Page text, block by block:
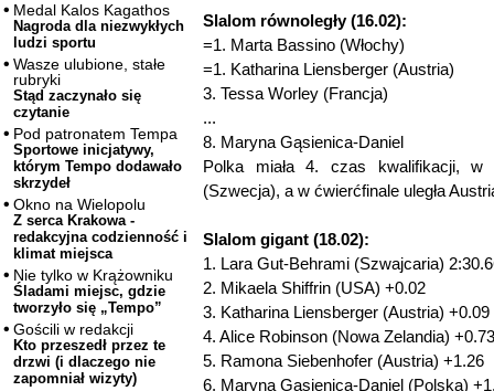
Medal Kalos Kagathos
Nagroda dla niezwykłych
ludzi sportu
Wasze ulubione, stałe
rubryki
Stąd zaczynało się
czytanie
Pod patronatem Tempa
Sportowe inicjatywy,
którym Tempo dodawało
skrzydeł
Okno na Wielopolu
Z serca Krakowa -
redakcyjna codzienność i
klimat miejsca
Nie tylko w Krążowniku
Śladami miejsc, gdzie
tworzyło się „Tempo”
Gościli w redakcji
Kto przeszedł przez te
drzwi (i dlaczego nie
zapomniał wizyty)
Slalom równoległy (16.02):
=1. Marta Bassino (Włochy)
=1. Katharina Liensberger (Austria)
3. Tessa Worley (Francja)
...
8. Maryna Gąsienica-Daniel
Polka miała 4. czas kwalifikacji, w
(Szwecja), a w ćwierćfinale uległa
Slalom gigant (18.02):
1. Lara Gut-Behrami (Szwajcaria)
2. Mikaela Shiffrin (USA) +0.02
3. Katharina Liensberger (Austria) +0.09
4. Alice Robinson (Nowa Zelandia) +0.73
5. Ramona Siebenhofer (Austria) +1.26
6. Maryna Gąsienica-Daniel (Polska)